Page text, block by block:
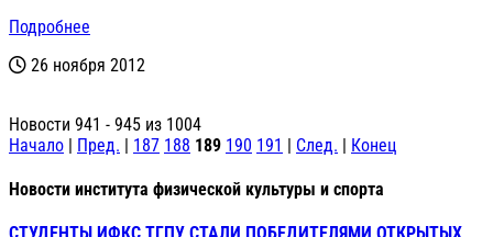
Подробнее
26 ноября 2012
Новости 941 - 945 из 1004
Начало | Пред. | 187 188 189 190 191 | След. | Конец
Новости института физической культуры и спорта